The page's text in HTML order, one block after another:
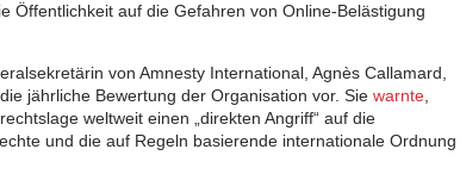
Öffentlichkeit auf die Gefahren von Online-Belästigung
von Amnesty International, Agnès Callamard,
jährliche Bewertung der Organisation vor. Sie warnte
weltweit einen „direkten Angriff“ auf die
und die auf Regeln basierende internationale Ordnung